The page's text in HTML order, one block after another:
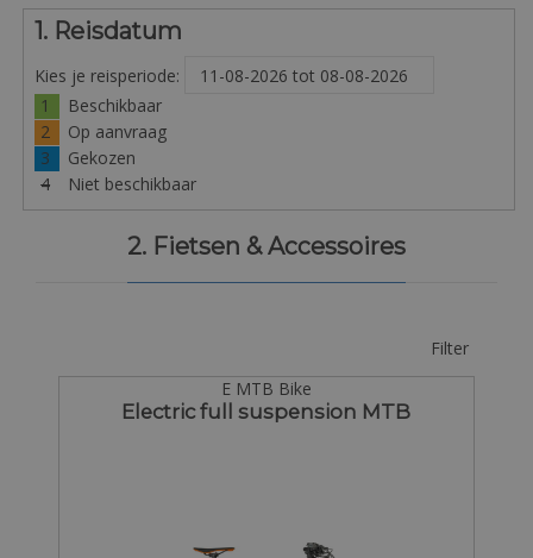
1. Reisdatum
Kies je reisperiode:
1
Beschikbaar
2
Op aanvraag
3
Gekozen
4
Niet beschikbaar
2. Fietsen & Accessoires
Filter
E MTB Bike
Electric full suspension MTB